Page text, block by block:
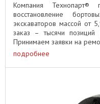
Компания Технопарт®
восстановление
экскаваторов массой
заказ – тысячи
Принимаем заявки на
подробнее